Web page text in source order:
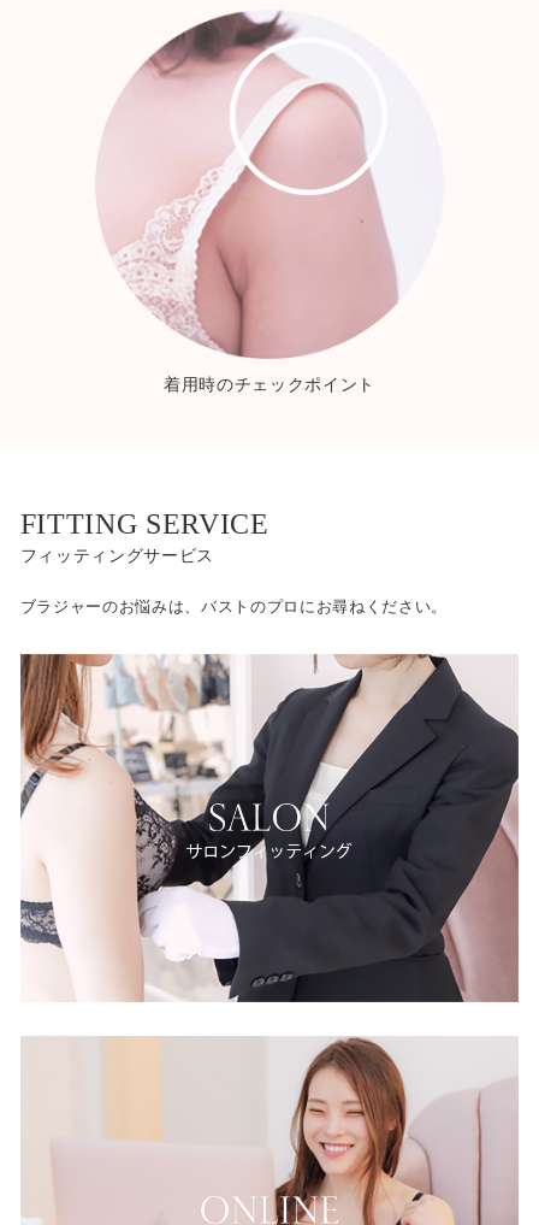
着用時のチェックポイント
FITTING SERVICE
フィッティングサービス
ブラジャーのお悩みは、バストのプロにお尋ねください。